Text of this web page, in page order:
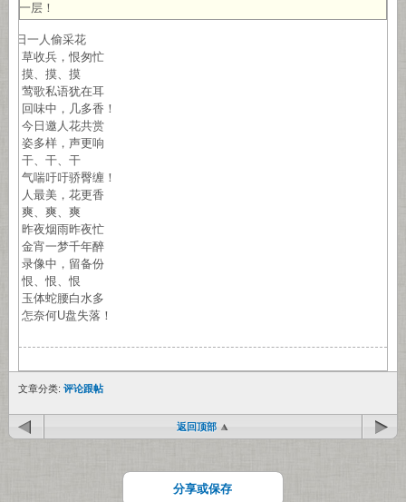
加一层！
昔日一人偷采花
草收兵，恨匆忙
摸、摸、摸
莺歌私语犹在耳
回味中，几多香！
今日邀人花共赏
姿多样，声更响
干、干、干
气喘吁吁骄臀缠！
人最美，花更香
爽、爽、爽
昨夜烟雨昨夜忙
金宵一梦千年醉
录像中，留备份
恨、恨、恨
玉体蛇腰白水多
怎奈何U盘失落！
文章分类: 评论跟帖
返回顶部
分享或保存